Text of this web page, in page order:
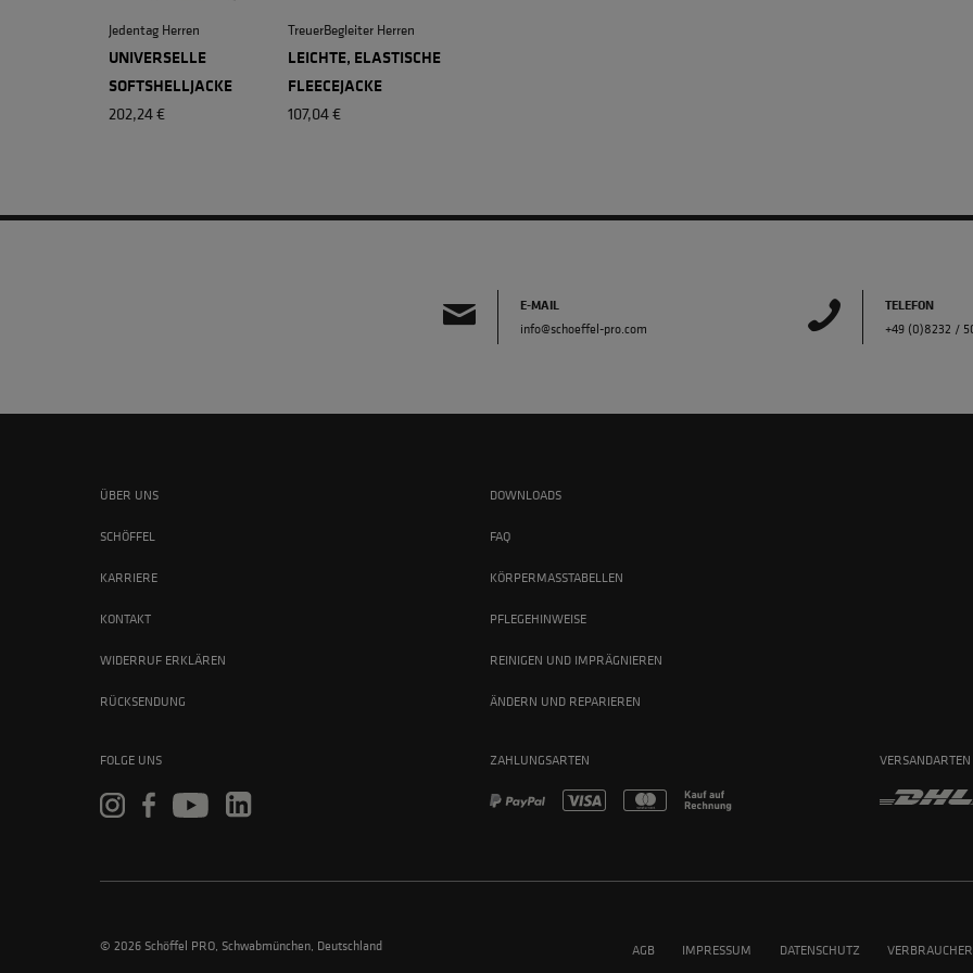
Jedentag Herren
UNIVERSELLE
SOFTSHELLJACKE
202,24 €
TreuerBegleiter Herren
LEICHTE, ELASTISCHE
FLEECEJACKE
107,04 €
E-MAIL
info@schoeffel-pro.com
TELEFON
+49 (0)8232 /
ÜBER UNS
SCHÖFFEL
KARRIERE
KONTAKT
WIDERRUF ERKLÄREN
RÜCKSENDUNG
DOWNLOADS
FAQ
KÖRPERMASSTABELLEN
PFLEGEHINWEISE
REINIGEN UND IMPRÄGNIEREN
ÄNDERN UND REPARIEREN
FOLGE UNS ZAHLUNGSARTEN VERSANDARTEN
© 2026 Schöffel PRO, Schwabmünchen, Deutschland AGB IMPRESSUM DATENSCHUTZ